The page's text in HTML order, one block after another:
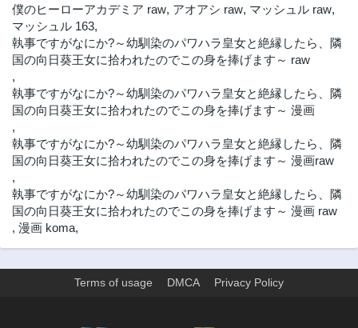
僕のヒーローアカデミア raw, アオアシ raw, マッシュル raw,
マッシュル 163,
執事ですがなにか?～幼馴染のパワハラ皇女と絶縁したら、隣
国の向日葵王女に拾われたのでこの身を捧げます～ raw
,
執事ですがなにか?～幼馴染のパワハラ皇女と絶縁したら、隣
国の向日葵王女に拾われたのでこの身を捧げます～ 漫画
,
執事ですがなにか?～幼馴染のパワハラ皇女と絶縁したら、隣
国の向日葵王女に拾われたのでこの身を捧げます～ 漫画raw
,
執事ですがなにか?～幼馴染のパワハラ皇女と絶縁したら、隣
国の向日葵王女に拾われたのでこの身を捧げます～ 漫画 raw
, 漫画 koma,
Terms of usage DMCA Privacy Policy